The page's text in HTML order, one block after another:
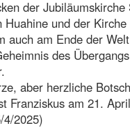
der
Huahine und der
auch am Ende der
des
aber herzliche
Franziskus am 21.
4/2025)